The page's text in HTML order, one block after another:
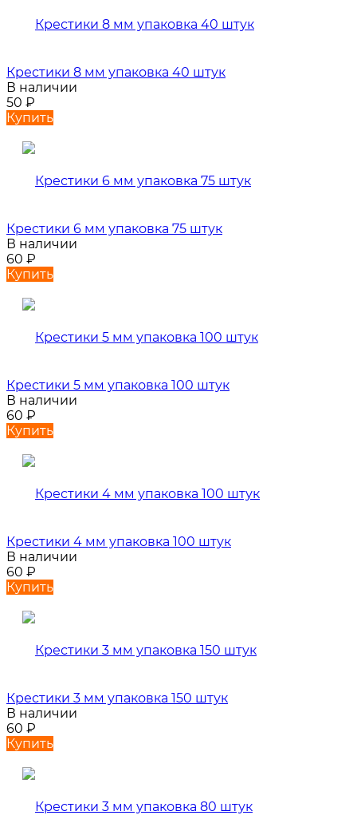
Крестики 8 мм упаковка 40 штук
В наличии
50 ₽
Купить
Крестики 6 мм упаковка 75 штук
В наличии
60 ₽
Купить
Крестики 5 мм упаковка 100 штук
В наличии
60 ₽
Купить
Крестики 4 мм упаковка 100 штук
В наличии
60 ₽
Купить
Крестики 3 мм упаковка 150 штук
В наличии
60 ₽
Купить